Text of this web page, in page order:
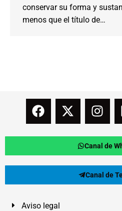
conservar su forma y
menos que el título de…
Canal de
Canal de
Aviso legal